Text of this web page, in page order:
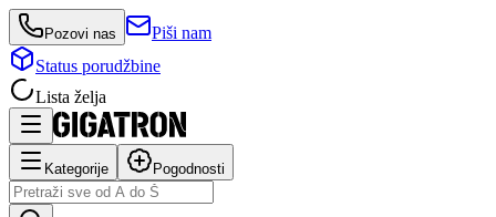
Pozovi nas
Piši nam
Status porudžbine
Lista želja
Kategorije Pogodnosti